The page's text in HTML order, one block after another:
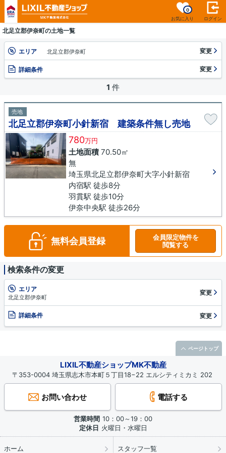
お気に入り
0
ログイン
北足立郡伊奈町の土地一覧
エリア 北足立郡伊奈町 変更
詳細条件 変更
1 件
売地
北足立郡伊奈町小針新宿 建築条件無し売地
780万円
土地面積70.50㎡
無
埼玉県北足立郡伊奈町大字小針新宿
内宿駅 徒歩8分
羽貫駅 徒歩10分
伊奈中央駅 徒歩26分
無料会員登録
会員限定物件を
閲覧する
検索条件の変更
エリア
北足立郡伊奈町
変更
詳細条件 変更
LIXIL不動産ショップMK不動産
〒353-0004 埼玉県志木市本町５丁目18−22 エルシティミカミ 202
お問い合わせ 電話する
営業時間 10：00～19：00
定休日 火曜日・水曜日
ホーム スタッフ一覧
ページトップ